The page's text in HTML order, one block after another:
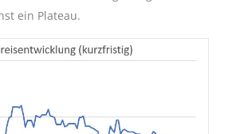
ein Plateau.